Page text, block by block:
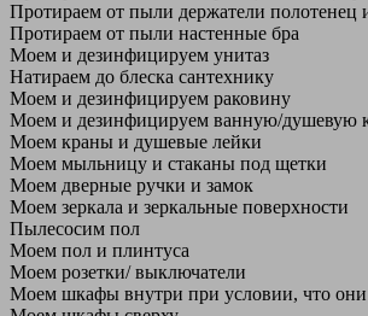
Протираем от пыли держатели полотенец
Протираем от пыли настенные бра
Моем и дезинфицируем унитаз
Натираем до блеска сантехнику
Моем и дезинфицируем раковину
Моем и дезинфицируем ванную/душевую
Моем краны и душевые лейки
Моем мыльницу и стаканы под щетки
Моем дверные ручки и замок
Моем зеркала и зеркальные поверхности
Пылесосим пол
Моем пол и плинтуса
Моем розетки/ выключатели
Моем шкафы внутри при условии, что